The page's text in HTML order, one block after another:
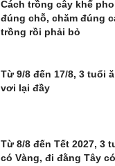
Cách trồng cây khế
đúng chỗ, chăm đúng
trồng rồi phải bỏ
Từ 9/8 đến 17/8, 3 tuổi
vơi lại đầy
Từ 8/8 đến Tết 2027, 3
có Vàng, đi đằng Tây